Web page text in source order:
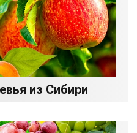
из Сибири